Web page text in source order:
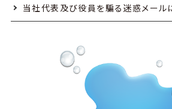
当社代表及び役員を騙る迷惑メール